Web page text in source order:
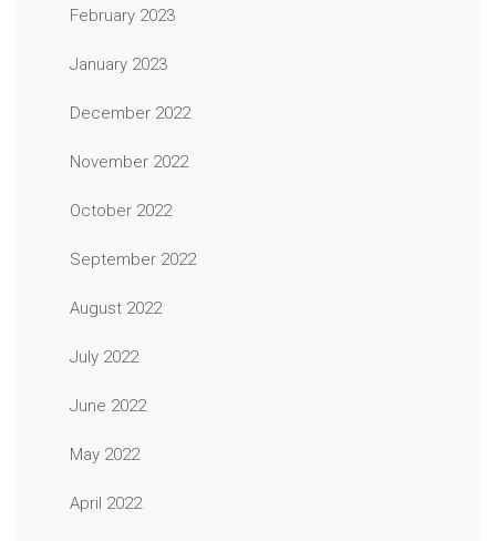
February 2023
January 2023
December 2022
November 2022
October 2022
September 2022
August 2022
July 2022
June 2022
May 2022
April 2022